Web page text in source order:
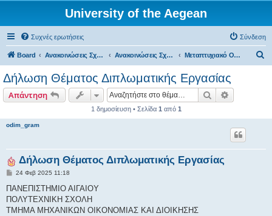
University of the Aegean
Συχνές ερωτήσεις Σύνδεση
Board Ανακοινώσεις Σχολών, Τμημάτων, Συλλόγων & Υπηρεσιών Ανακοινώσεις Σχολών & Τμημάτων (Χίος) Μεταπτυχιακό ΟΔΙΜ
Δήλωση Θέματος Διπλωματικής Εργασίας
Απάντηση Αναζήτηση
1 δημοσίευση • Σελίδα 1 από 1
odim_gram
Δήλωση Θέματος Διπλωματικής Εργασίας
Δ
μ
σ
ί
24 Φεβ 2025 11:18
ΠΑΝΕΠΙΣΤΗΜΙΟ ΑΙΓΑΙΟΥ
ΠΟΛΥΤΕΧΝΙΚΗ ΣΧΟΛΗ
ΤΜΗΜΑ ΜΗΧΑΝΙΚΩΝ ΟΙΚΟΝΟΜΙΑΣ ΚΑΙ ΔΙΟΙΚΗΣΗΣ